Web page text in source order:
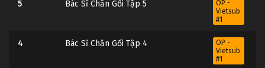
5 Bác Sĩ Chăn Gối Tập 5
OP -
Vietsub
#1
4 Bác Sĩ Chăn Gối Tập 4
OP -
Vietsub
#1